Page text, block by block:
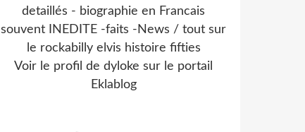
detaillés - biographie en Francais
souvent INEDITE -faits -News / tout sur
le rockabilly elvis histoire fifties
Voir le profil de dyloke sur le portail
Eklablog